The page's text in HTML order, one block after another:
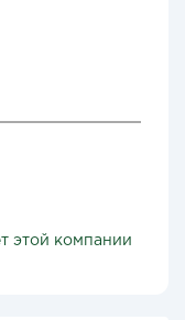
этой компании